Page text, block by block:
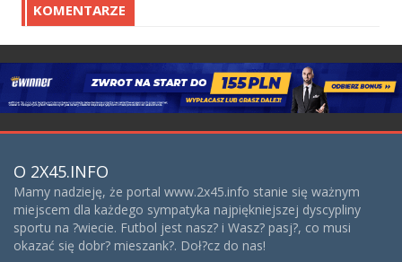
KOMENTARZE
O 2X45.INFO
Mamy nadzieję, że portal www.2x45.info stanie się ważnym
miejscem dla każdego sympatyka najpiękniejszej dyscypliny
sportu na ?wiecie. Futbol jest nasz? i Wasz? pasj?, co musi
okazać się dobr? mieszank?. Doł?cz do nas!